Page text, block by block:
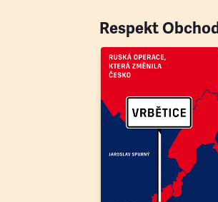
Respekt Obchod